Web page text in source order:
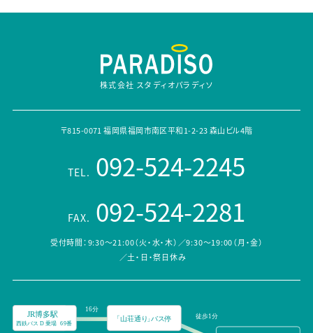
株式会社 スタディオパラディソ
〒815-0071 福岡県福岡市南区平和1-2-23 森山ビル4階
TEL. 092-524-2245
FAX. 092-524-2281
受付時間：9:30～21:00（火・水・木）／9:30～19:00（月・金）
／土・日・祭日休み